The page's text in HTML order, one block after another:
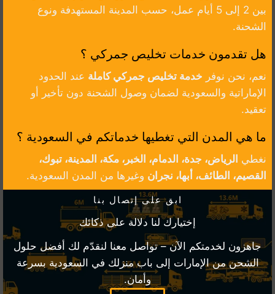
بين 2 إلى 5 أيام عمل، حسب المدينة المستهدفة ونوع
الشحنة.
هل تقدمون خدمات تخليص جمركي ؟
نعم، نحن نوفر خدمة تخليص جمركي كاملة عند الحدود
الإماراتية والسعودية لضمان وصول الشحنة دون تأخير أو
تعقيد.
ما هي المدن التي تغطيها خدماتكم في السعودية ؟
نغطي الرياض، جدة، الدمام، الخبر، مكة، المدينة، تبوك،
القصيم، الطائف، أبها، نجران وغيرها من المدن السعودية.
ابق على إتصال بنا
إختيارك لنا دلالة على ذكائك
جاهزون لخدمتكم الآن – تواصل معنا لنقدّم لك أفضل حلول
الشحن من الإمارات إلى باب منزلك في السعودية بسرعة
وأمان.